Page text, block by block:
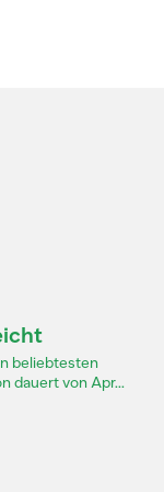
beliebtesten
dauert von Apr...